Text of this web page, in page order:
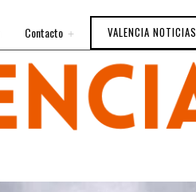
Contacto VALENCIA NOTICIAS